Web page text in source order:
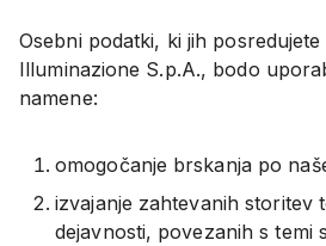
Osebni podatki, ki jih
Illuminazione S.p.A., bodo
namene:
omogočanje brskanja po
izvajanje zahtevanih storitev
dejavnosti, povezanih s temi